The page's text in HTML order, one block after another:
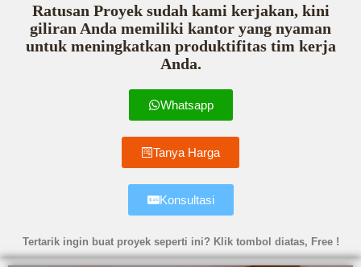
Ratusan Proyek sudah kami kerjakan, kini
giliran Anda memiliki kantor yang nyaman
untuk meningkatkan produktifitas tim kerja
Anda.
Whatsapp
Tanya Harga
Konsultasi
Tertarik ingin buat proyek seperti ini? Klik tombol diatas, Free !